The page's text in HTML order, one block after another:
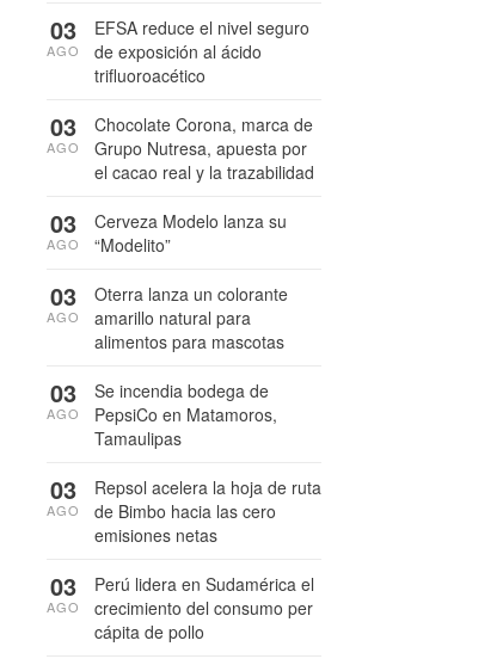
EFSA reduce el nivel seguro
de exposición al ácido
trifluoroacético
03
AGO
Chocolate Corona, marca de
Grupo Nutresa, apuesta por
el cacao real y la trazabilidad
03
AGO
Cerveza Modelo lanza su
“Modelito”
03
AGO
Oterra lanza un colorante
amarillo natural para
alimentos para mascotas
03
AGO
Se incendia bodega de
PepsiCo en Matamoros,
Tamaulipas
03
AGO
Repsol acelera la hoja de ruta
de Bimbo hacia las cero
emisiones netas
03
AGO
Perú lidera en Sudamérica el
crecimiento del consumo per
cápita de pollo
03
AGO